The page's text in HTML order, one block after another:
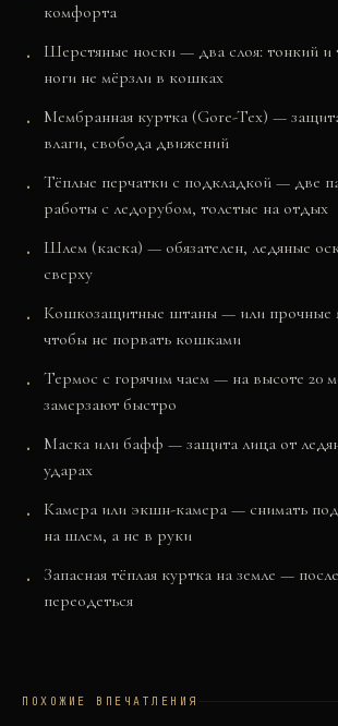
комфорта
Шерстяные носки — два слоя: тонкий и
ноги не мёрзли в кошках
Мембранная куртка (Gore-Tex) —
влаги, свобода движений
Тёплые перчатки с подкладкой — две
работы с ледорубом, толстые на отдых
Шлем (каска) — обязателен, ледяные
сверху
Кошкозащитные штаны — или прочные
чтобы не порвать кошками
Термос с горячим чаем — на высоте 20
замерзают быстро
Маска или бафф — защита лица от
ударах
Камера или экшн-камера — снимать
на шлем, а не в руки
Запасная тёплая куртка на земле —
переодеться
ПОХОЖИЕ ВПЕЧАТЛЕНИЯ